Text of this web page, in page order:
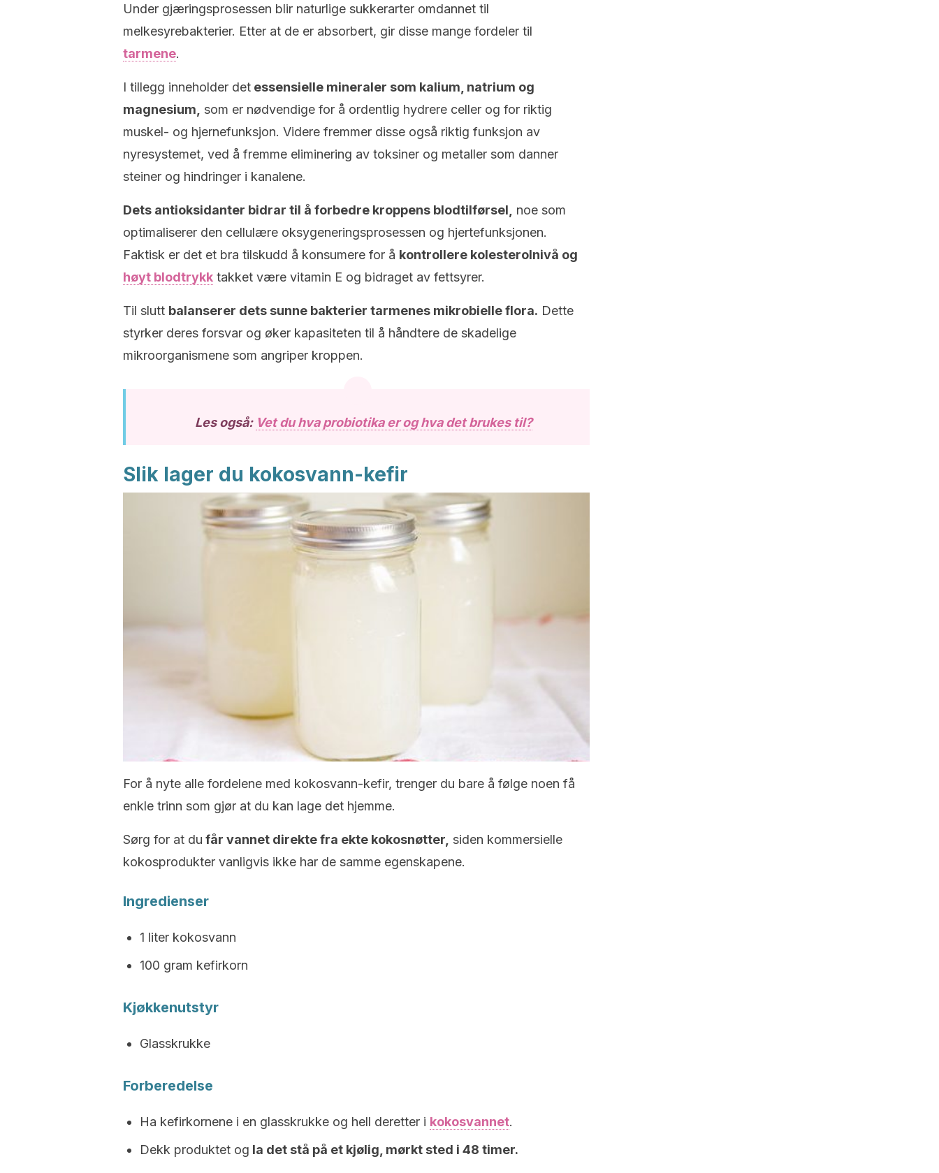
Under gjæringsprosessen blir naturlige sukkerarter omdannet til
melkesyrebakterier. Etter at de er absorbert, gir disse mange fordeler til
tarmene.
I tillegg inneholder det essensielle mineraler som kalium, natrium og
magnesium, som er nødvendige for å ordentlig hydrere celler og for riktig
muskel- og hjernefunksjon. Videre fremmer disse også riktig funksjon av
nyresystemet, ved å fremme eliminering av toksiner og metaller som danner
steiner og hindringer i kanalene.
Dets antioksidanter bidrar til å forbedre kroppens blodtilførsel,
noe som
optimaliserer den cellulære oksygeneringsprosessen og hjertefunksjonen.
Faktisk er det et bra tilskudd å konsumere for å kontrollere kolesterolnivå og
høyt blodtrykk takket være vitamin E og bidraget av fettsyrer.
Til slutt balanserer dets sunne bakterier tarmenes mikrobielle flora. Dette
styrker deres forsvar og øker kapasiteten til å håndtere de skadelige
mikroorganismene som angriper kroppen.
Les også: Vet du hva probiotika er og hva det brukes til?
Slik lager du kokosvann-kefir
For å nyte alle fordelene med kokosvann-kefir, trenger du bare å følge noen få
enkle trinn som gjør at du kan lage det hjemme.
Sørg for at du får vannet direkte fra ekte kokosnøtter, siden kommersielle
kokosprodukter vanligvis ikke har de samme egenskapene.
Ingredienser
1 liter kokosvann
100 gram kefirkorn
Kjøkkenutstyr
Glasskrukke
Forberedelse
Ha kefirkornene i en glasskrukke og hell deretter i kokosvannet.
Dekk produktet og la det stå på et kjølig, mørkt sted i 48 timer.